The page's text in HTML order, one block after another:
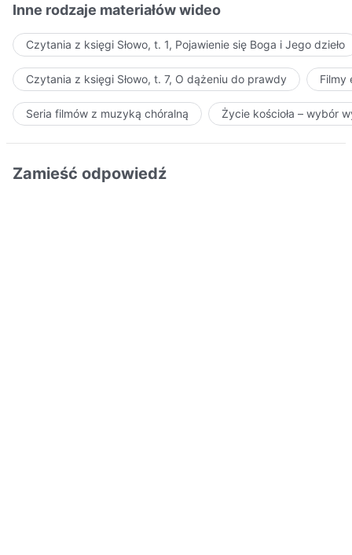
Inne rodzaje materiałów wideo
Czytania z księgi Słowo, t. 1, Pojawienie się Boga i Jego dzieło
Czytania z księgi Słowo, t. 7, O dążeniu do prawdy Filmy
Seria filmów z muzyką chóralną Życie kościoła – wybór
Zamieść odpowiedź